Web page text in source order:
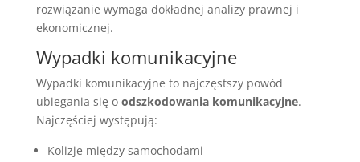
rozwiązanie wymaga dokładnej analizy prawnej i
ekonomicznej.
Wypadki komunikacyjne
Wypadki komunikacyjne to najczęstszy powód
ubiegania się o odszkodowania komunikacyjne.
Najczęściej występują:
Kolizje między samochodami